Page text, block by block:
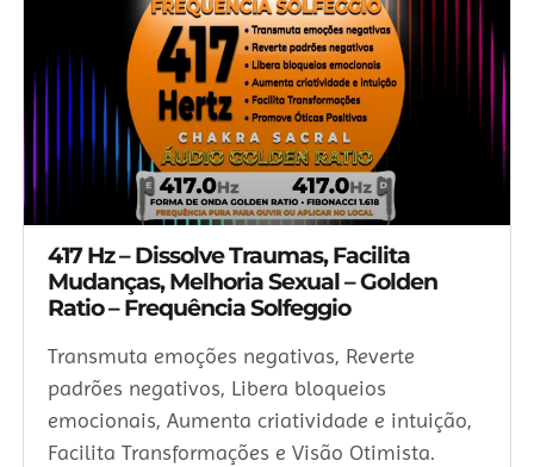
417 Hz – Dissolve Traumas, Facilita
Mudanças, Melhoria Sexual – Golden
Ratio – Frequência Solfeggio
Transmuta emoções negativas, Reverte
padrões negativos, Libera bloqueios
emocionais, Aumenta criatividade e intuição,
Facilita Transformações e Visão Otimista.